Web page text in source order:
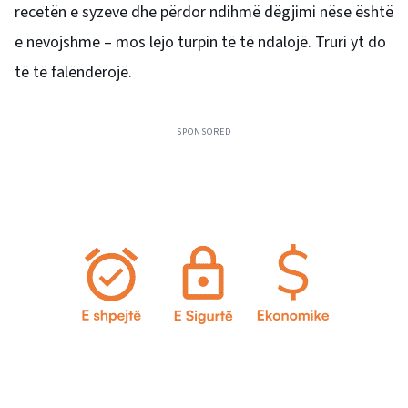
recetën e syzeve dhe përdor ndihmë dëgjimi nëse është
e nevojshme – mos lejo turpin të të ndalojë. Truri yt do
të të falënderojë.
SPONSORED